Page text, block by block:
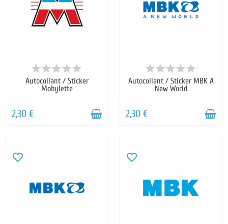
Autocollant / Sticker
Mobylette
2,30 €
Autocollant / Sticker MBK A
New World
2,30 €
favorite_border favorite_border